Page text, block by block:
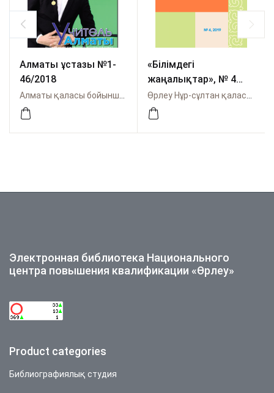
Алматы ұстазы №1-
46/2018
«Білімдегі
жаңалықтар», № 4
(68) 2019
Электронная библиотека Национального
центра повышения квалификации «Өрлеу»
Product categories
Библиографиялық студия